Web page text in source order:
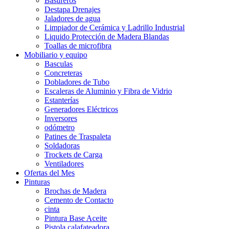
Destapa Drenajes
Jaladores de agua
Limpiador de Cerámica y Ladrillo Industrial
Liquido Protección de Madera Blandas
Toallas de microfibra
Mobiliario y equipo
Basculas
Concreteras
Dobladores de Tubo
Escaleras de Aluminio y Fibra de Vidrio
Estanterías
Generadores Eléctricos
Inversores
odómetro
Patines de Traspaleta
Soldadoras
Trockets de Carga
Ventiladores
Ofertas del Mes
Pinturas
Brochas de Madera
Cemento de Contacto
cinta
Pintura Base Aceite
Pistola calafateadora